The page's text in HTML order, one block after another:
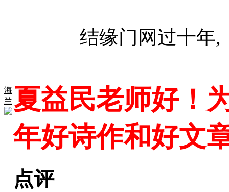
海
兰
结缘门网过十年,
夏益民老师好！
年好诗作和好文
点评